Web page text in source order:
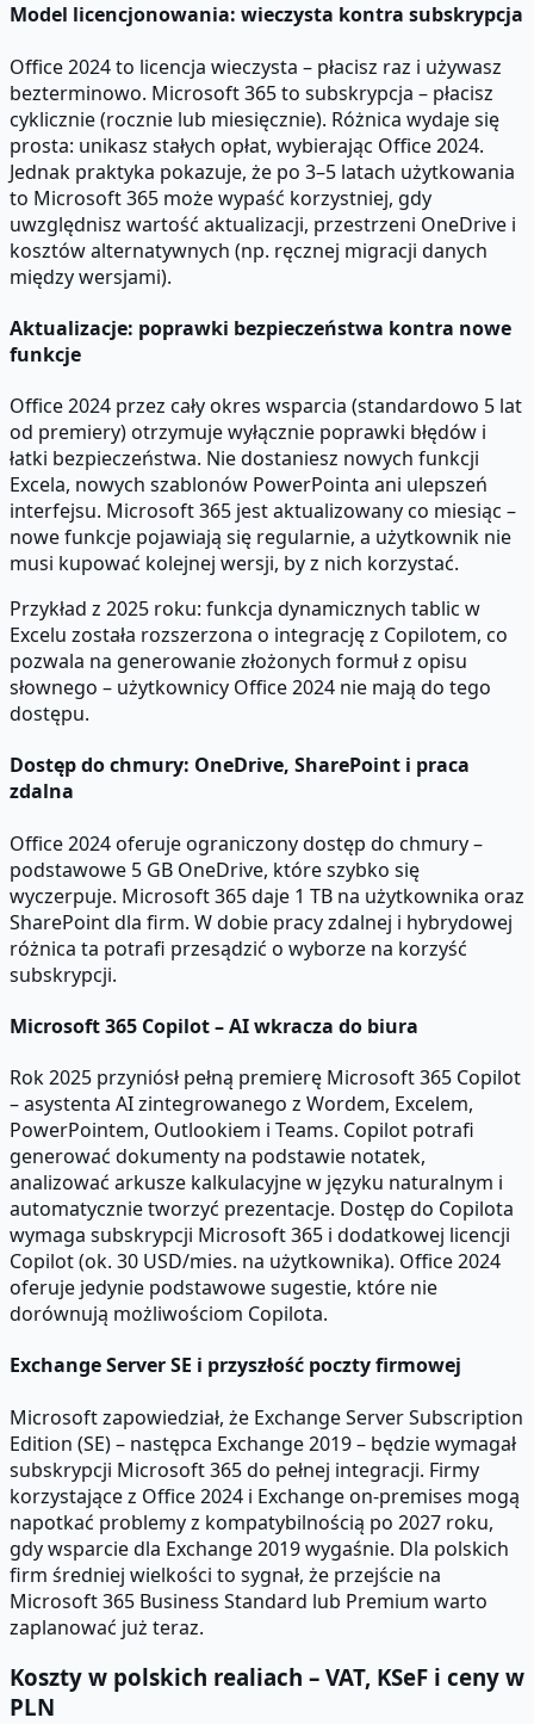
Model licencjonowania: wieczysta kontra subskrypcja
Office 2024 to licencja wieczysta – płacisz raz i używasz
bezterminowo. Microsoft 365 to subskrypcja – płacisz
cyklicznie (rocznie lub miesięcznie). Różnica wydaje się
prosta: unikasz stałych opłat, wybierając Office 2024.
Jednak praktyka pokazuje, że po 3–5 latach użytkowania
to Microsoft 365 może wypaść korzystniej, gdy
uwzględnisz wartość aktualizacji, przestrzeni OneDrive i
kosztów alternatywnych (np. ręcznej migracji danych
między wersjami).
Aktualizacje: poprawki bezpieczeństwa kontra nowe
funkcje
Office 2024 przez cały okres wsparcia (standardowo 5 lat
od premiery) otrzymuje wyłącznie poprawki błędów i
łatki bezpieczeństwa. Nie dostaniesz nowych funkcji
Excela, nowych szablonów PowerPointa ani ulepszeń
interfejsu. Microsoft 365 jest aktualizowany co miesiąc –
nowe funkcje pojawiają się regularnie, a użytkownik nie
musi kupować kolejnej wersji, by z nich korzystać.
Przykład z 2025 roku: funkcja dynamicznych tablic w
Excelu została rozszerzona o integrację z Copilotem, co
pozwala na generowanie złożonych formuł z opisu
słownego – użytkownicy Office 2024 nie mają do tego
dostępu.
Dostęp do chmury: OneDrive, SharePoint i praca
zdalna
Office 2024 oferuje ograniczony dostęp do chmury –
podstawowe 5 GB OneDrive, które szybko się
wyczerpuje. Microsoft 365 daje 1 TB na użytkownika oraz
SharePoint dla firm. W dobie pracy zdalnej i hybrydowej
różnica ta potrafi przesądzić o wyborze na korzyść
subskrypcji.
Microsoft 365 Copilot – AI wkracza do biura
Rok 2025 przyniósł pełną premierę Microsoft 365 Copilot
– asystenta AI zintegrowanego z Wordem, Excelem,
PowerPointem, Outlookiem i Teams. Copilot potrafi
generować dokumenty na podstawie notatek,
analizować arkusze kalkulacyjne w języku naturalnym i
automatycznie tworzyć prezentacje. Dostęp do Copilota
wymaga subskrypcji Microsoft 365 i dodatkowej licencji
Copilot (ok. 30 USD/mies. na użytkownika). Office 2024
oferuje jedynie podstawowe sugestie, które nie
dorównują możliwościom Copilota.
Exchange Server SE i przyszłość poczty firmowej
Microsoft zapowiedział, że Exchange Server Subscription
Edition (SE) – następca Exchange 2019 – będzie wymagał
subskrypcji Microsoft 365 do pełnej integracji. Firmy
korzystające z Office 2024 i Exchange on-premises mogą
napotkać problemy z kompatybilnością po 2027 roku,
gdy wsparcie dla Exchange 2019 wygaśnie. Dla polskich
firm średniej wielkości to sygnał, że przejście na
Microsoft 365 Business Standard lub Premium warto
zaplanować już teraz.
Koszty w polskich realiach – VAT, KSeF i ceny w
PLN